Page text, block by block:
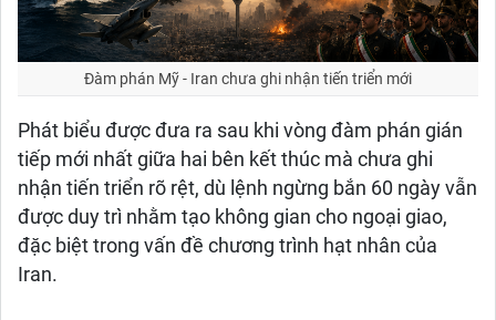
Đàm phán Mỹ - Iran chưa ghi nhận tiến triển mới
Phát biểu được đưa ra sau khi vòng đàm phán gián
tiếp mới nhất giữa hai bên kết thúc mà chưa ghi
nhận tiến triển rõ rệt, dù lệnh ngừng bắn 60 ngày vẫn
được duy trì nhằm tạo không gian cho ngoại giao,
đặc biệt trong vấn đề chương trình hạt nhân của
Iran.